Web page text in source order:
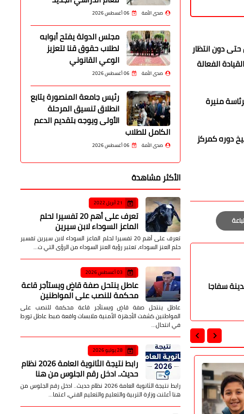
دون انتظار
الفعالة
منيرة
دوره كمركز
سفاجا
فن وثقافة فن
صدى الأمة 06 أغسطس 2026
مجلس الدولة يفتح أبوابه
لطلاب حقوق قنا لتعزيز
الوعي القانوني
صدى الأمة 06 أغسطس 2026
رئيس جامعة المنصورة يتابع
انطلاق تنسيق المرحلة
الأولى ويوجه بتقديم الدعم
الكامل للطلاب
صدى الأمة 06 أغسطس 2026
الأكثر مشاهدة
21 أبريل 2022
تعرف على أهم 20 تفسيرا لحلم
الماعز السوداء لابن سيرين
تعرف على أهم 20 تفسيرا لحلم الماعز السوداء لابن سيرين تفسير
حلم العنز السوداء، تعتبر رؤية العنز السوداء من الرؤى التي ت…
03 أغسطس 2026
عاطل ينتحل صفة قاضٍ ويستأجر قاعة
محكمة للنصب على المواطنين
عاطل ينتحل صفة قاضٍ ويستأجر قاعة محكمة للنصب على
المواطنين كشفت الأجهزة الأمنية ملابسات واقعة ضبط عاطل تورط
في انتحال…
28 يوليو 2026
رابط نتيجة الثانوية العامة 2026 نظام
حديث.. ادخل رقم الجلوس من هنا
رابط نتيجة الثانوية العامة 2026 نظام حديث.. ادخل رقم الجلوس من
هنا أعلنت وزارة التربية والتعليم والتعليم الفني، اعتما…